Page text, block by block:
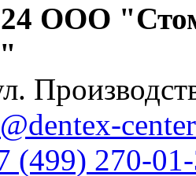
ООО
(499) 270-